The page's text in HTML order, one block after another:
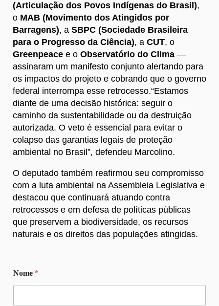
(Articulação dos Povos Indígenas do Brasil),
o MAB (Movimento dos Atingidos por
Barragens), a SBPC (Sociedade Brasileira
para o Progresso da Ciência), a CUT, o
Greenpeace e o Observatório do Clima —
assinaram um manifesto conjunto alertando para
os impactos do projeto e cobrando que o governo
federal interrompa esse retrocesso.“Estamos
diante de uma decisão histórica: seguir o
caminho da sustentabilidade ou da destruição
autorizada. O veto é essencial para evitar o
colapso das garantias legais de proteção
ambiental no Brasil”, defendeu Marcolino.
O deputado também reafirmou seu compromisso
com a luta ambiental na Assembleia Legislativa e
destacou que continuará atuando contra
retrocessos e em defesa de políticas públicas
que preservem a biodiversidade, os recursos
naturais e os direitos das populações atingidas.
Nome *